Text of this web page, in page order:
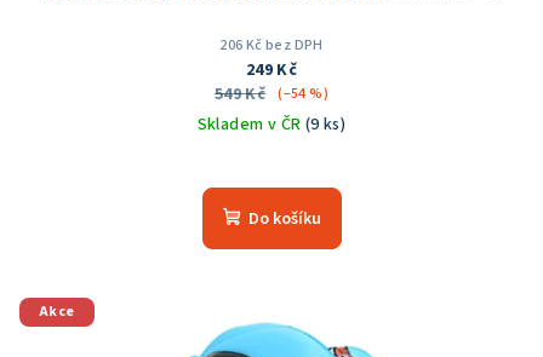
206 Kč bez DPH
249 Kč
549 Kč (–54 %)
Skladem v ČR (9 ks)
hodnocení
produktu
hvězdiček.
Do košíku
Akce